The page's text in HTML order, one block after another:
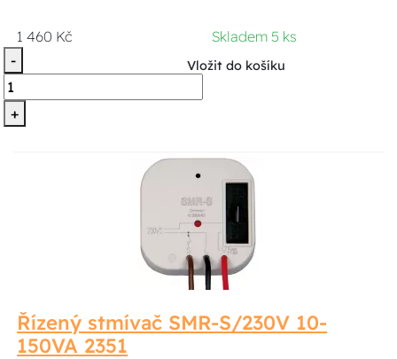
1 460 Kč
Skladem 5 ks
-
+
Vložit do košíku
Řízený stmívač SMR-S/230V 10-
150VA 2351